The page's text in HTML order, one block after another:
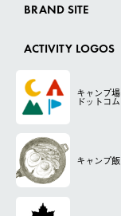
BRAND SITE
ACTIVITY LOGOS
キャンプ場
ドットコム
キャンプ飯